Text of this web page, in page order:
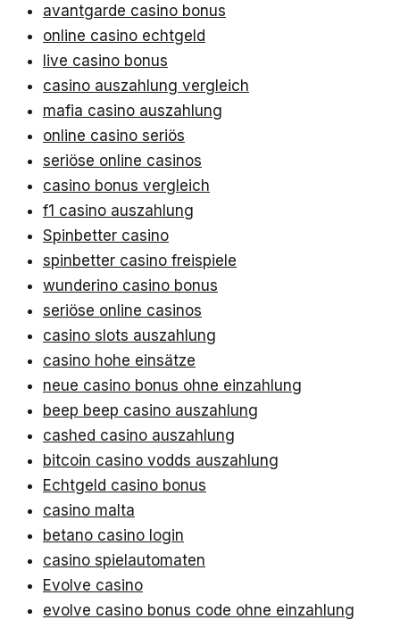
avantgarde casino bonus
online casino echtgeld
live casino bonus
casino auszahlung vergleich
mafia casino auszahlung
online casino seriös
seriöse online casinos
casino bonus vergleich
f1 casino auszahlung
Spinbetter casino
spinbetter casino freispiele
wunderino casino bonus
seriöse online casinos
casino slots auszahlung
casino hohe einsätze
neue casino bonus ohne einzahlung
beep beep casino auszahlung
cashed casino auszahlung
bitcoin casino vodds auszahlung
Echtgeld casino bonus
casino malta
betano casino login
casino spielautomaten
Evolve casino
evolve casino bonus code ohne einzahlung